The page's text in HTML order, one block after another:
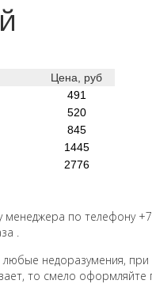
Цена, руб
491
520
845
1445
2776
менеджера по телефону
.
недоразумения, при
то смело оформляйте